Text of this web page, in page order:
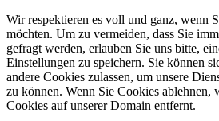
Wir respektieren es voll und ganz, wenn
möchten. Um zu vermeiden, dass Sie
gefragt werden, erlauben Sie uns bitte,
Einstellungen zu speichern. Sie können
andere Cookies zulassen, um unsere
zu können. Wenn Sie Cookies ablehnen,
Cookies auf unserer Domain entfernt.